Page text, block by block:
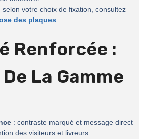
selon votre choix de fixation, consultez
des plaques
Renforcée :
La Gamme
: contraste marqué et message direct
des visiteurs et livreurs.